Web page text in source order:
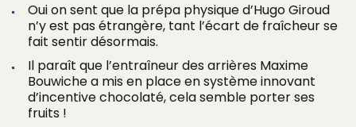
Oui on sent que la prépa physique d’Hugo Giroud
n’y est pas étrangère, tant l’écart de fraîcheur se
fait sentir désormais.
Il paraît que l’entraîneur des arrières Maxime
Bouwiche a mis en place en système innovant
d’incentive chocolaté, cela semble porter ses
fruits !